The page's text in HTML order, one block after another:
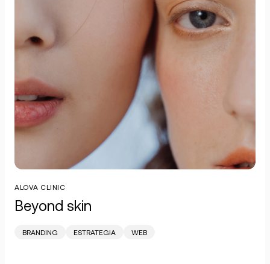
ALOVA CLINIC
Beyond skin
BRANDING ESTRATEGIA WEB